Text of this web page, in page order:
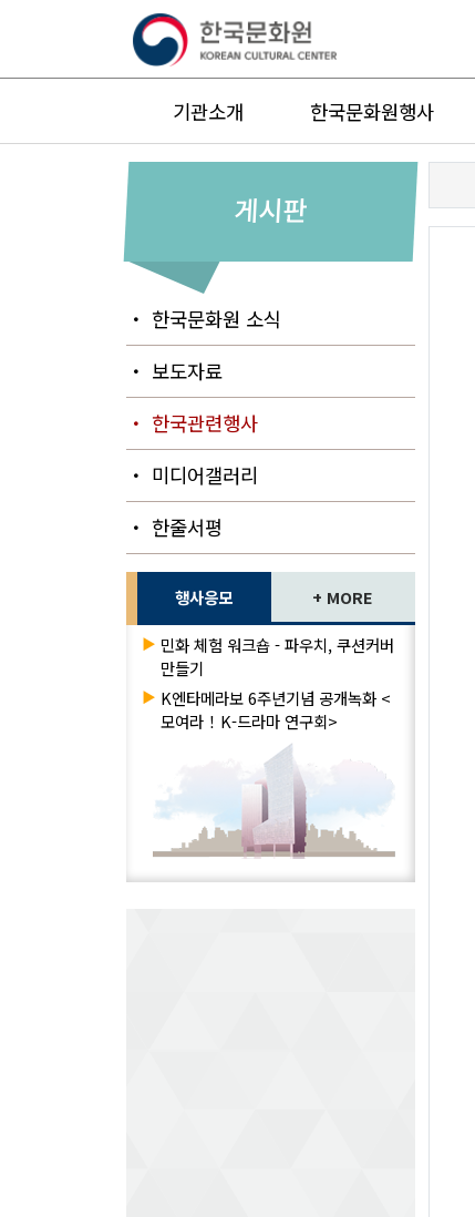
기관소개 한국문화원행사
게시판
・ 한국문화원 소식
・ 보도자료
・ 한국관련행사
・ 미디어갤러리
・ 한줄서평
행사응모 + MORE
▶ 민화 체험 워크숍 - 파우치, 쿠션커버
만들기
▶ K엔타메라보 6주년기념 공개녹화 <
모여라！K-드라마 연구회>